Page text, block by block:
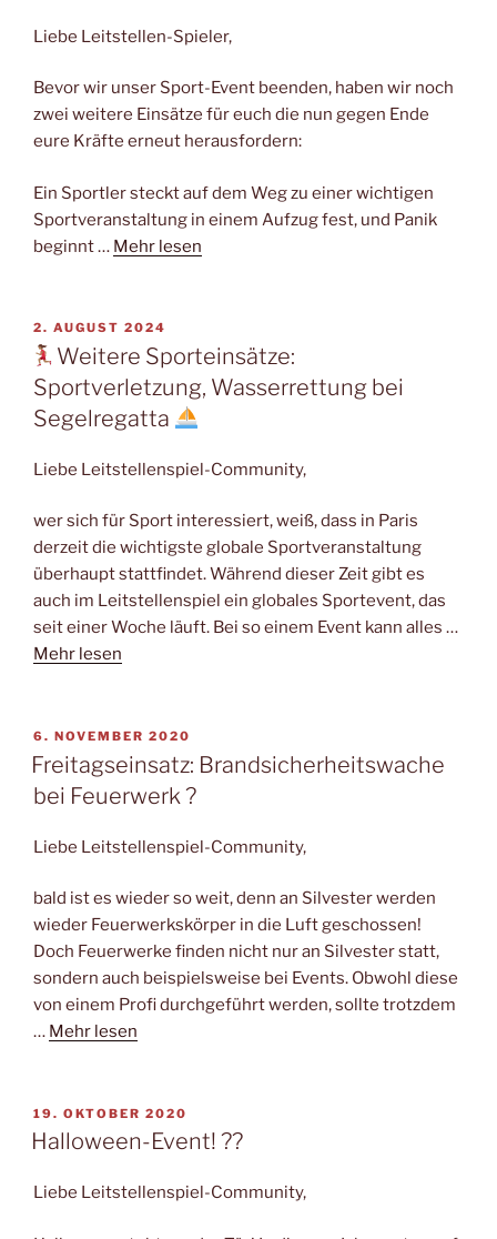
Liebe Leitstellen-Spieler,
Bevor wir unser Sport-Event beenden, haben wir noch
zwei weitere Einsätze für euch die nun gegen Ende
eure Kräfte erneut herausfordern:
Ein Sportler steckt auf dem Weg zu einer wichtigen
Sportveranstaltung in einem Aufzug fest, und Panik
beginnt … Mehr lesen
VERÖFFENTLICHT
AM
2. AUGUST 2024
Weitere Sporteinsätze:
Sportverletzung, Wasserrettung bei
Segelregatta
Liebe Leitstellenspiel-Community,
wer sich für Sport interessiert, weiß, dass in Paris
derzeit die wichtigste globale Sportveranstaltung
überhaupt stattfindet. Während dieser Zeit gibt es
auch im Leitstellenspiel ein globales Sportevent, das
seit einer Woche läuft. Bei so einem Event kann alles …
Mehr lesen
VERÖFFENTLICHT
AM
6. NOVEMBER 2020
Freitagseinsatz: Brandsicherheitswache
bei Feuerwerk ?
Liebe Leitstellenspiel-Community,
bald ist es wieder so weit, denn an Silvester werden
wieder Feuerwerkskörper in die Luft geschossen!
Doch Feuerwerke finden nicht nur an Silvester statt,
sondern auch beispielsweise bei Events. Obwohl diese
von einem Profi durchgeführt werden, sollte trotzdem
… Mehr lesen
VERÖFFENTLICHT
AM
19. OKTOBER 2020
Halloween-Event! ??
Liebe Leitstellenspiel-Community,